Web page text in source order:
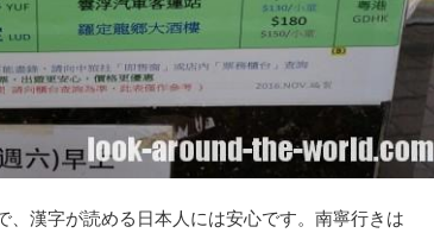
漢字が読める日本人には安心です。南寧行きは